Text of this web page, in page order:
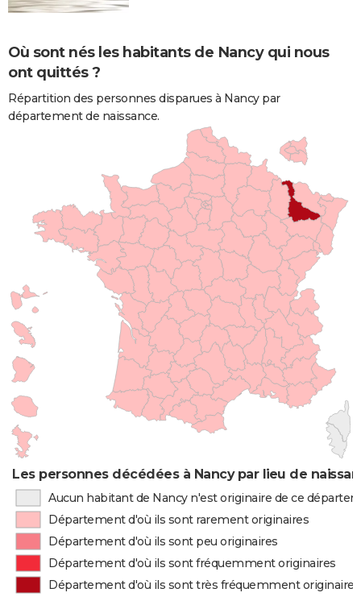
Où sont nés les habitants de Nancy qui nous
ont quittés ?
Répartition des personnes disparues à Nancy par
département de naissance.
Les personnes décédées à Nancy par lieu de
Aucun habitant de Nancy n'est originaire de ce
Département d'où ils sont rarement originaires
Département d'où ils sont peu originaires
Département d'où ils sont fréquemment originaires
Département d'où ils sont très fréquemment originaires